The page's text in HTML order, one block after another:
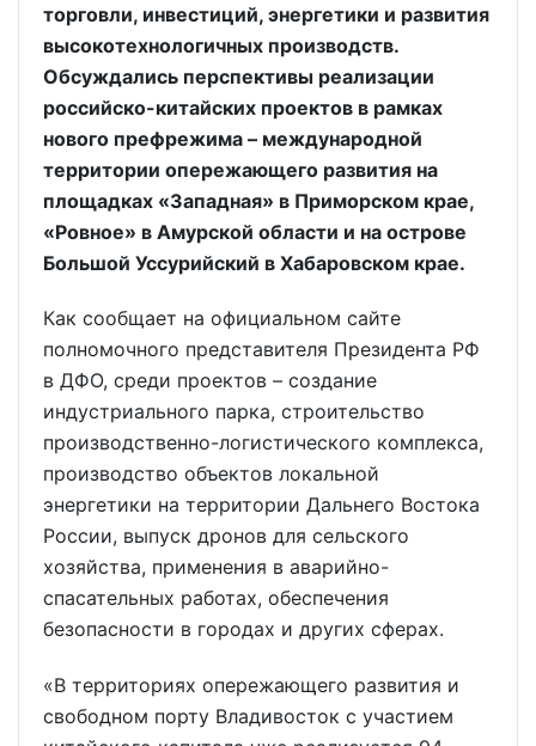
торговли, инвестиций, энергетики и развития
высокотехнологичных производств.
Обсуждались перспективы реализации
российско-китайских проектов в рамках
нового префрежима – международной
территории опережающего развития на
площадках «Западная» в Приморском крае,
«Ровное» в Амурской области и на острове
Большой Уссурийский в Хабаровском крае.
Как сообщает на официальном сайте
полномочного представителя Президента РФ
в ДФО, среди проектов – создание
индустриального парка, строительство
производственно-логистического комплекса,
производство объектов локальной
энергетики на территории Дальнего Востока
России, выпуск дронов для сельского
хозяйства, применения в аварийно-
спасательных работах, обеспечения
безопасности в городах и других сферах.
«В территориях опережающего развития и
свободном порту Владивосток с участием